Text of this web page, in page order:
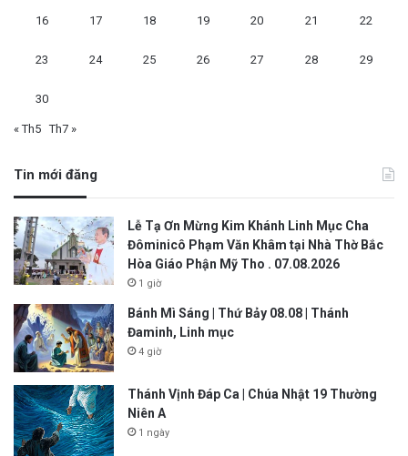
16 17 18 19 20 21 22
23 24 25 26 27 28 29
30
« Th5 Th7 »
Tin mới đăng
Lễ Tạ Ơn Mừng Kim Khánh Linh Mục Cha
Đôminicô Phạm Văn Khâm tại Nhà Thờ Bắc
Hòa Giáo Phận Mỹ Tho . 07.08.2026
1 giờ
Bánh Mì Sáng | Thứ Bảy 08.08 | Thánh
Đaminh, Linh mục
4 giờ
Thánh Vịnh Đáp Ca | Chúa Nhật 19 Thường
Niên A
1 ngày